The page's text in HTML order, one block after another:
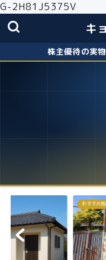
G-2H81J5375V
キ
株主優待の実
おすすめ